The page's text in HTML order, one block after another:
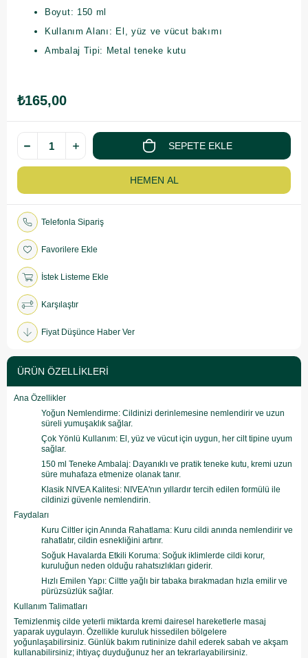
Boyut: 150 ml
Kullanım Alanı: El, yüz ve vücut bakımı
Ambalaj Tipi: Metal teneke kutu
₺165,00
Telefonla Sipariş
Favorilere Ekle
İstek Listeme Ekle
Karşılaştır
Fiyat Düşünce Haber Ver
ÜRÜN ÖZELLIKLERI
Ana Özellikler
Yoğun Nemlendirme: Cildinizi derinlemesine nemlendirir ve uzun
süreli yumuşaklık sağlar.
Çok Yönlü Kullanım: El, yüz ve vücut için uygun, her cilt tipine uyum
sağlar.
150 ml Teneke Ambalaj: Dayanıklı ve pratik teneke kutu, kremi uzun
süre muhafaza etmenize olanak tanır.
Klasik NIVEA Kalitesi: NIVEA'nın yıllardır tercih edilen formülü ile
cildinizi güvenle nemlendirin.
Faydaları
Kuru Ciltler için Anında Rahatlama: Kuru cildi anında nemlendirir ve
rahatlatır, cildin esnekliğini artırır.
Soğuk Havalarda Etkili Koruma: Soğuk iklimlerde cildi korur,
kuruluğun neden olduğu rahatsızlıkları giderir.
Hızlı Emilen Yapı: Ciltte yağlı bir tabaka bırakmadan hızla emilir ve
pürüzsüzlük sağlar.
Kullanım Talimatları
Temizlenmiş cilde yeterli miktarda kremi dairesel hareketlerle masaj
yaparak uygulayın. Özellikle kuruluk hissedilen bölgelere
yoğunlaşabilirsiniz. Günlük bakım rutininize dahil ederek sabah ve akşam
kullanabilirsiniz; ihtiyaç duyduğunuz her an tekrarlayabilirsiniz.